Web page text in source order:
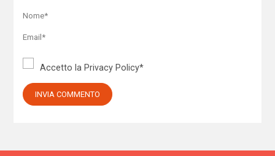
Accetto la Privacy Policy*